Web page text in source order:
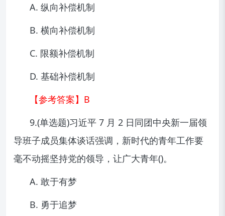
A. 纵向补偿机制
B. 横向补偿机制
C. 限额补偿机制
D. 基础补偿机制
【参考答案】B
9.(单选题)习近平 7 月 2 日同团中央新一届领
导班子成员集体谈话强调，新时代的青年工作要
毫不动摇坚持党的领导，让广大青年()。
A. 敢于有梦
B. 勇于追梦